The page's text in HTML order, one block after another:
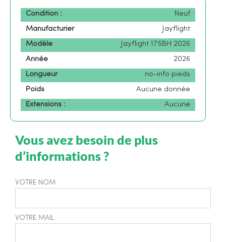
Condition :
Neuf
Manufacturier
Jayflight
Modèle
Jayflight 175BH 2026
Année
2026
Longueur
no-info pieds
Poids
Aucune donnée
Extensions :
Aucune
Vous avez besoin de plus
d’informations ?
VOTRE NOM
VOTRE MAIL